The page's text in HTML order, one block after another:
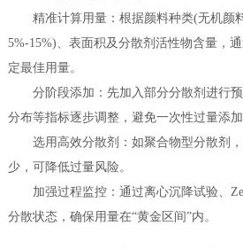
精准计算用量：根据颜料种类(无机颜
5%-15%)、表面积及分散剂活性物含量，
定最佳用量。
分阶段添加：先加入部分分散剂进行预
分布等指标逐步调整，避免一次性过量添加
选用高效分散剂：如聚合物型分散剂，
少，可降低过量风险。
加强过程监控：通过离心沉降试验、
分散状态，确保用量在“黄金区间”内。